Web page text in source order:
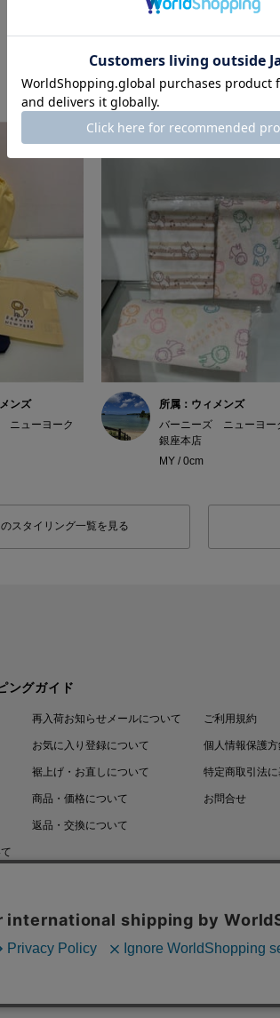
このスタッフの他のス
ンズ
ニューヨーク
所属：ウィメンズ
バーニーズ ニューヨー
銀座本店
MY / 0cm
スタイリング一覧を見る
ングガイド
再入荷お知らせメールについて
お気に入り登録について
裾上げ・お直しについて
商品・価格について
返品・交換について
ご利用規約
個人情報保護方
特定商取引法
お問合せ